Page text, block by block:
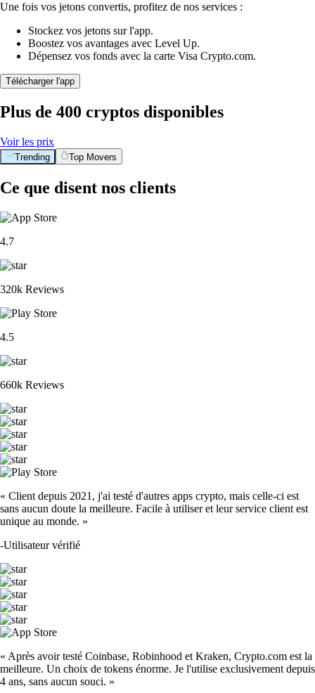
Une fois vos jetons convertis, profitez de nos services :
Stockez vos jetons sur l'app.
Boostez vos avantages avec Level Up.
Dépensez vos fonds avec la carte Visa Crypto.com.
Télécharger l'app
Plus de 400 cryptos disponibles
Voir les prix
Trending Top Movers
Ce que disent nos clients
4.7
320k Reviews
4.5
660k Reviews
« Client depuis 2021, j'ai testé d'autres apps crypto, mais celle-ci est
sans aucun doute la meilleure. Facile à utiliser et leur service client est
unique au monde. »
-Utilisateur vérifié
« Après avoir testé Coinbase, Robinhood et Kraken, Crypto.com est la
meilleure. Un choix de tokens énorme. Je l'utilise exclusivement depuis
4 ans, sans aucun souci. »